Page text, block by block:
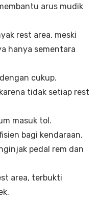
arus mudik
rest area, meski
hanya sementara
cukup.
tidak setiap rest
masuk tol.
bagi kendaraan.
pedal rem dan
area, terbukti